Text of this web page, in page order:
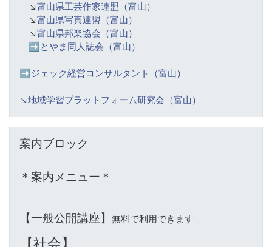
↘️富山県工芸作家連盟（富山）
↘️富山県写真連盟（富山）
↘️富山県邦楽協会（富山）
➡️ とやま同人誌会（富山）
➡️ジェック経営コンサルタント（富山）
↘️地域学習プラットフォーム研究会（富山）
案内ブロック
＊案内メニュー＊
【一般公開講座】 無料で利用できます
【社会】